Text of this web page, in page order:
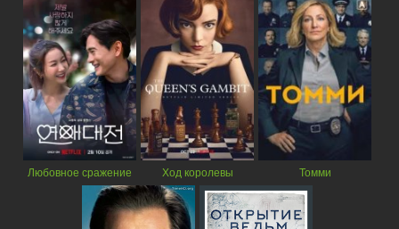
Любовное сражение Ход королевы Томми